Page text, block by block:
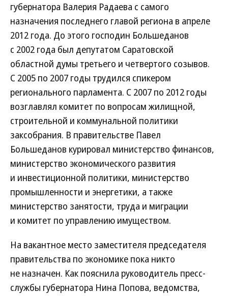
губернатора Валерия Радаева с самого
назначения последнего главой региона в апреле
2012 года. До этого господин Большеданов
с 2002 года был депутатом Саратовской
областной думы третьего и четвертого созывов.
С 2005 по 2007 годы трудился спикером
регионального парламента. С 2007 по 2012 годы
возглавлял комитет по вопросам жилищной,
строительной и коммунальной политики
заксобрания. В правительстве Павел
Большеданов курировал министерство финансов,
министерство экономического развития
и инвестиционной политики, министерство
промышленности и энергетики, а также
министерство занятости, труда и миграции
и комитет по управлению имуществом.
На вакантное место заместителя председателя
правительства по экономике пока никто
не назначен. Как пояснила руководитель пресс-
службы губернатора Нина Попова, ведомства,